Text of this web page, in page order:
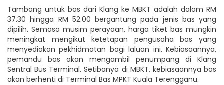
Tambang untuk bas dari Klang ke MBKT adalah dalam RM
37.30 hingga RM 52.00 bergantung pada jenis bas yang
dipilih. Semasa musim perayaan, harga tiket bas mungkin
meningkat mengikut ketetapan pengusaha bas yang
menyediakan pekhidmatan bagi laluan ini. Kebiasaannya,
pemandu bas akan mengambil penumpang di Klang
Sentral Bus Terminal. Setibanya di MBKT, kebiasaannya bas
akan berhenti di Terminal Bas MPKT Kuala Terengganu.